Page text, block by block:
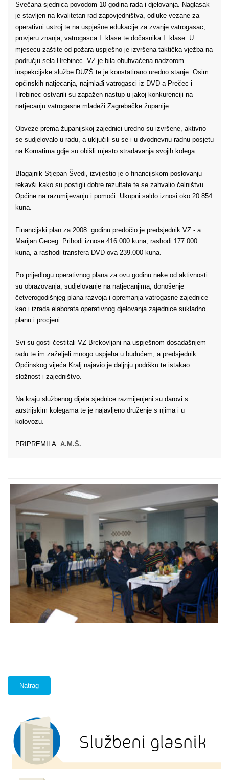
Svečana sjednica povodom 10 godina rada i djelovanja. Naglasak
je stavljen na kvalitetan rad zapovjedništva, odluke vezane za
operativni ustroj te na uspješne edukacije za zvanje vatrogasac,
provjeru znanja, vatrogasca I. klase te dočasnika I. klase. U
mjesecu zaštite od požara uspješno je izvršena taktička vježba na
području sela Hrebinec. VZ je bila obuhvaćena nadzorom
inspekcijske službe DUZŠ te je konstatirano uredno stanje. Osim
općinskih natjecanja, najmlađi vatrogasci iz DVD-a Prečec i
Hrebinec ostvarili su zapažen nastup u jakoj konkurenciji na
natjecanju vatrogasne mladeži Zagrebačke županije.
Obveze prema županijskoj zajednici uredno su izvršene, aktivno
se sudjelovalo u radu, a uključili su se i u dvodnevnu radnu posjetu
na Kornatima gdje su obišli mjesto stradavanja svojih kolega.
Blagajnik Stjepan Švedi, izvijestio je o financijskom poslovanju
rekavši kako su postigli dobre rezultate te se zahvalio čelništvu
Općine na razumijevanju i pomoći. Ukupni saldo iznosi oko 20.854
kuna.
Financijski plan za 2008. godinu predočio je predsjednik VZ - a
Marijan Geceg. Prihodi iznose 416.000 kuna, rashodi 177.000
kuna, a rashodi transfera DVD-ova 239.000 kuna.
Po prijedlogu operativnog plana za ovu godinu neke od aktivnosti
su obrazovanja, sudjelovanje na natjecanjima, donošenje
četverogodišnjeg plana razvoja i opremanja vatrogasne zajednice
kao i izrada elaborata operativnog djelovanja zajednice sukladno
planu i procjeni.
Svi su gosti čestitali VZ Brckovljani na uspješnom dosadašnjem
radu te im zaželjeli mnogo uspjeha u budućem, a predsjednik
Općinskog vijeća Kralj najavio je daljnju podršku te istakao
složnost i zajedništvo.
Na kraju službenog dijela sjednice razmijenjeni su darovi s
austrijskim kolegama te je najavljeno druženje s njima i u
kolovozu.
PRIPREMILA: A.M.Š.
Natrag